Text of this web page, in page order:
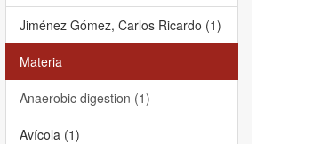
Jiménez Gómez, Carlos Ricardo (1)
Materia
Anaerobic digestion (1)
Avícola (1)